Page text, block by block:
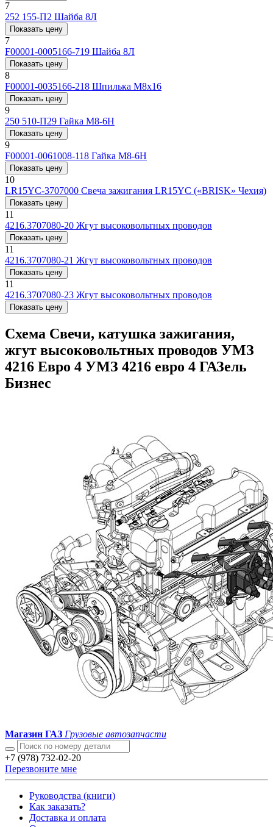
7
252 155-П2 Шайба 8Л
Показать цену
7
F00001-0005166-719 Шайба 8Л
Показать цену
8
F00001-0035166-218 Шпилька М8х16
Показать цену
9
250 510-П29 Гайка М8-6Н
Показать цену
9
F00001-0061008-118 Гайка М8-6Н
Показать цену
10
LR15YC-3707000 Свеча зажигания LR15YC («BRISK» Чехия)
Показать цену
11
4216.3707080-20 Жгут высоковольтных проводов
Показать цену
11
4216.3707080-21 Жгут высоковольтных проводов
Показать цену
11
4216.3707080-23 Жгут высоковольтных проводов
Показать цену
Схема Свечи, катушка зажигания,
жгут высоковольтных проводов УМЗ
4216 Евро 4 УМЗ 4216 евро 4 ГАЗель
Бизнес
Магазин ГАЗ Грузовые автозапчасти
+7 (978) 732-02-20
Перезвоните мне
Руководства (книги)
Как заказать?
Доставка и оплата